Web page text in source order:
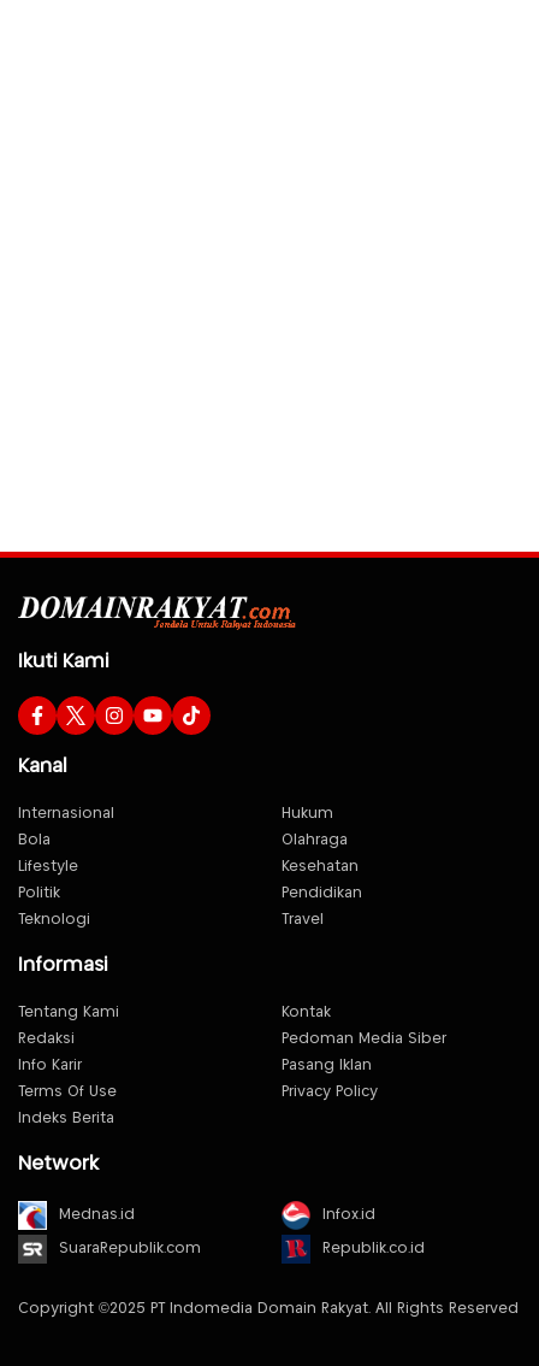
Ikuti Kami
Kanal
Internasional
Hukum
Bola
Olahraga
Lifestyle
Kesehatan
Politik
Pendidikan
Teknologi
Travel
Informasi
Tentang Kami
Kontak
Redaksi
Pedoman Media Siber
Info Karir
Pasang Iklan
Terms Of Use
Privacy Policy
Indeks Berita
Network
Mednas.id Infox.id
SuaraRepublik.com Republik.co.id
Copyright ©2025 PT Indomedia Domain Rakyat. All Rights Reserved